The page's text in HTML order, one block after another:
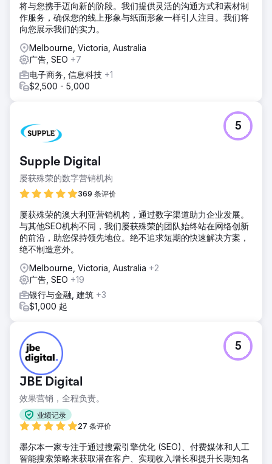
将与您携手迈向新的阶段。我们提供灵活的沟通方式和素材制
作服务，确保您的线上形象与纸面形象一样引人注目。我们将
向您展示我们的实力。
Melbourne, Victoria, Australia
广告, SEO +7
电子商务, 信息科技 +1
$2,500 - 5,000
Supple Digital
屡获殊荣的数字营销机构
369 条评价
5
屡获殊荣的澳大利亚营销机构，通过数字渠道助力企业发展。
与其他SEO机构不同，我们屡获殊荣的团队始终站在网络创新
的前沿，助您保持领先地位。绝不追求短期的快速解决方案，
绝不制造意外。
Melbourne, Victoria, Australia +2
广告, SEO +19
银行与金融, 建筑 +3
$1,000 起
JBE Digital
效果营销，全程负责。
业绩记录
27 条评价
5
墨尔本一家专注于通过搜索引擎优化 (SEO)、付费媒体和人工
智能搜索策略来获取潜在客户、实现收入增长和提升长期知名